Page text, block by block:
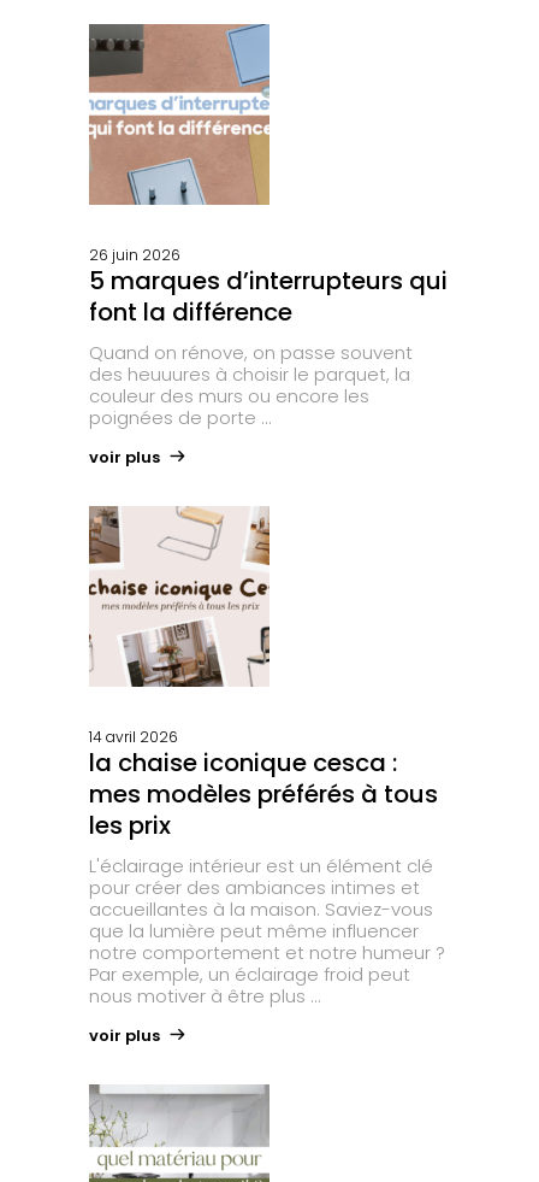
26 juin 2026
5 marques d’interrupteurs qui
font la différence
Quand on rénove, on passe souvent
des heuuures à choisir le parquet, la
couleur des murs ou encore les
poignées de porte
voir plus
14 avril 2026
la chaise iconique cesca :
mes modèles préférés à tous
les prix
L'éclairage intérieur est un élément clé
pour créer des ambiances intimes et
accueillantes à la maison. Saviez-vous
que la lumière peut même influencer
notre comportement et notre humeur ?
Par exemple, un éclairage froid peut
nous motiver à être plus
voir plus